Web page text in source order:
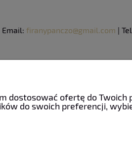
Email: firanypanczo@gmail.com |
dostosować ofertę do
do swoich preferencji,